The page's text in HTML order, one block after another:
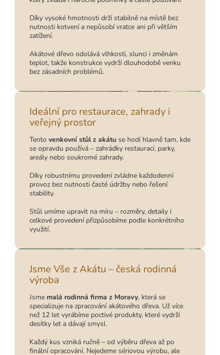
Díky vysoké hmotnosti drží stabilně na místě bez
nutnosti kotvení a nepůsobí vratce ani při větším
zatížení.
Akátové dřevo odolává vlhkosti, slunci i změnám
teplot, takže konstrukce vydrží dlouhodobě venku
bez zásadních problémů.
Ideální pro restaurace, zahrady i
veřejný prostor
Tento venkovní stůl z akátu se hodí hlavně tam, kde
se opravdu používá – zahrádky restaurací, parky,
areály nebo soukromé zahrady.
Díky robustnímu provedení zvládne každodenní
provoz bez nutnosti časté údržby nebo řešení
stability.
Stůl umíme upravit na míru – rozměry, detaily i
celkové provedení přizpůsobíme podle konkrétního
využití.
Jsme Vše z Akátu – česká rodinná
výroba
Jsme malá rodinná firma z Moravy, která se
specializuje na zpracování akátového dřeva. Už více
než 12 let vyrábíme poctivé produkty, které vydrží
desítky let a dávají smysl.
Každý kus vzniká ručně – od výběru dřeva až po
finální opracování. Nejedeme sériovou výrobu, ale